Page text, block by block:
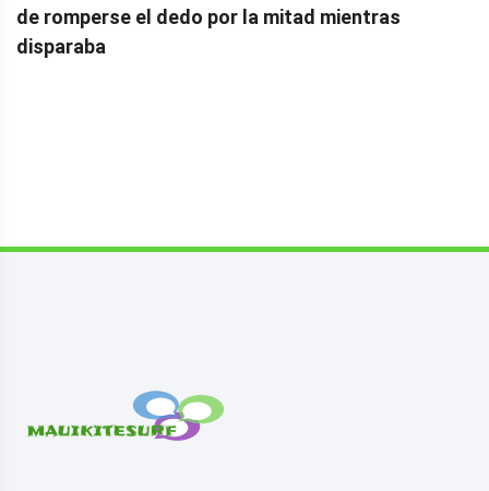
de romperse el dedo por la mitad mientras
disparaba